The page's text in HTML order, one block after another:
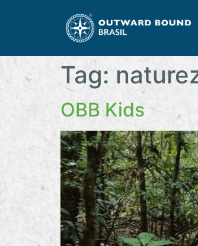
Tag:
OBB Kids